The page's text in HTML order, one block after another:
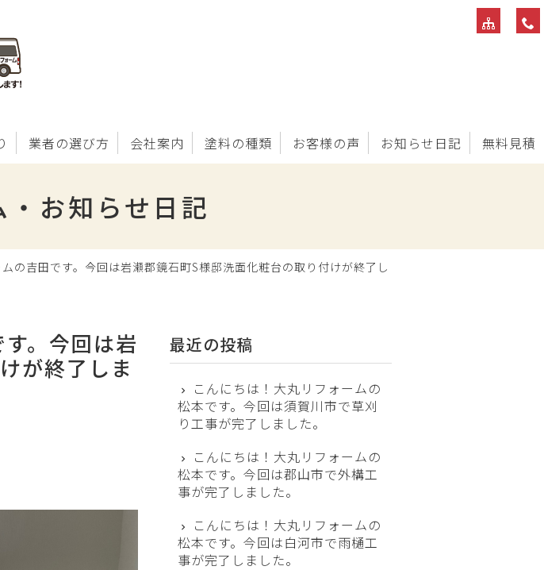
業者の選び方 会社案内 塗料の種類 お客様の声 お知らせ日記 無料見積
お知らせ日記
の吉田です。今回は岩瀬郡鏡石町S様邸洗面化粧台の取り付けが終了し
。今回は岩
が終了しま
最近の投稿
こんにちは！大丸リフォームの
松本です。今回は須賀川市で草刈
り工事が完了しました。
こんにちは！大丸リフォームの
松本です。今回は郡山市で外構工
事が完了しました。
こんにちは！大丸リフォームの
松本です。今回は白河市で雨樋工
事が完了しました。